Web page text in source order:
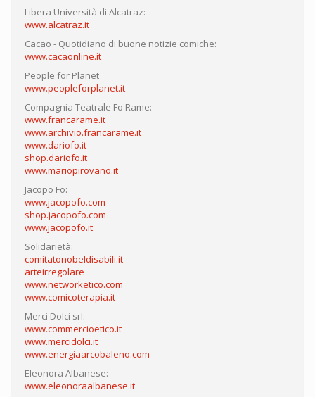
Libera Università di Alcatraz:
www.alcatraz.it
Cacao - Quotidiano di buone notizie comiche:
www.cacaonline.it
People for Planet
www.peopleforplanet.it
Compagnia Teatrale Fo Rame:
www.francarame.it
www.archivio.francarame.it
www.dariofo.it
shop.dariofo.it
www.mariopirovano.it
Jacopo Fo:
www.jacopofo.com
shop.jacopofo.com
www.jacopofo.it
Solidarietà:
comitatonobeldisabili.it
arteirregolare
www.networketico.com
www.comicoterapia.it
Merci Dolci srl:
www.commercioetico.it
www.mercidolci.it
www.energiaarcobaleno.com
Eleonora Albanese:
www.eleonoraalbanese.it